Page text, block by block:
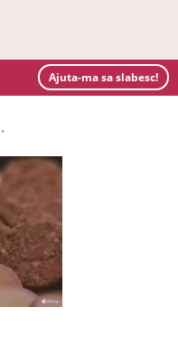
Ajuta-ma sa slabesc!